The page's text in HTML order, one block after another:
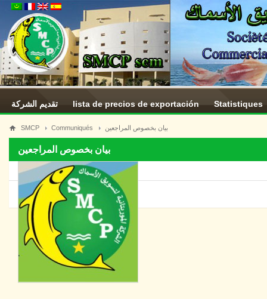
تقديم الشركة lista de precios de exportación Statistiques
SMCP Communiqués بيان بخصوص المراجعين
بيان بخصوص المراجعين